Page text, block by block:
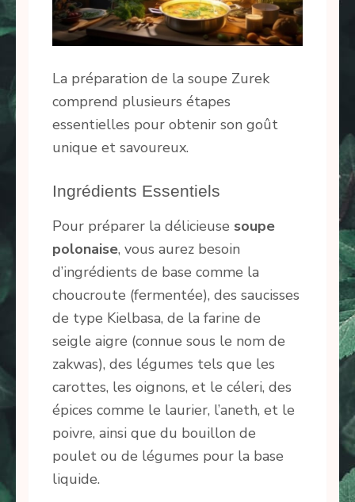
La préparation de la soupe Zurek
comprend plusieurs étapes
essentielles pour obtenir son goût
unique et savoureux.
Ingrédients Essentiels
Pour préparer la délicieuse soupe
polonaise, vous aurez besoin
d’ingrédients de base comme la
choucroute (fermentée), des saucisses
de type Kielbasa, de la farine de
seigle aigre (connue sous le nom de
zakwas), des légumes tels que les
carottes, les oignons, et le céleri, des
épices comme le laurier, l’aneth, et le
poivre, ainsi que du bouillon de
poulet ou de légumes pour la base
liquide.